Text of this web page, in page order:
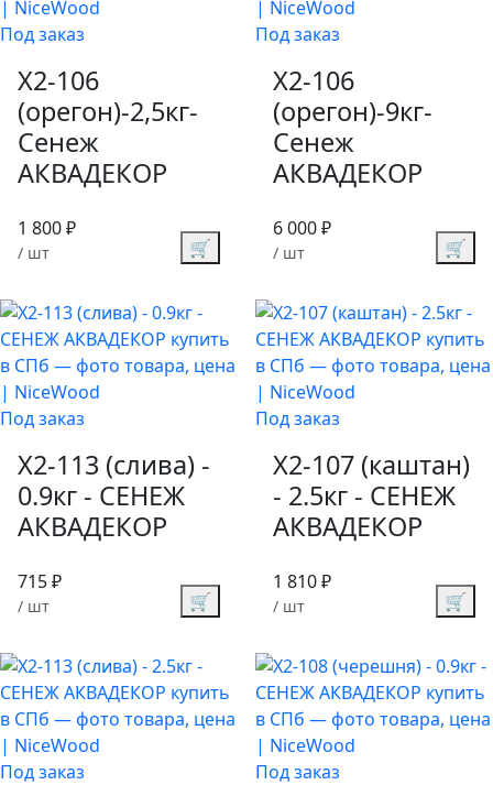
Под заказ
X2-106
(орегон)-2,5кг-
Сенеж
АКВАДЕКОР
1 800 ₽
/ шт 🛒
Под заказ
X2-106
(орегон)-9кг-
Сенеж
АКВАДЕКОР
6 000 ₽
/ шт 🛒
Под заказ
Х2-113 (слива) -
0.9кг - СЕНЕЖ
АКВАДЕКОР
715 ₽
/ шт 🛒
Под заказ
Х2-107 (каштан)
- 2.5кг - СЕНЕЖ
АКВАДЕКОР
1 810 ₽
/ шт 🛒
Под заказ Под заказ